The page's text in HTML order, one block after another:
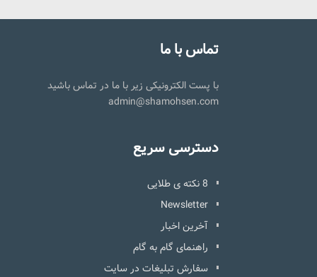
تماس با ما
با پست الکترونیکی زیر با ما در تماس باشید
admin@shamohsen.com
دسترسی سریع
8 نکته ی طلایی
Newsletter
آخرین اخبار
راهنمای گام به گام
سفارش تبلیغات در سایت